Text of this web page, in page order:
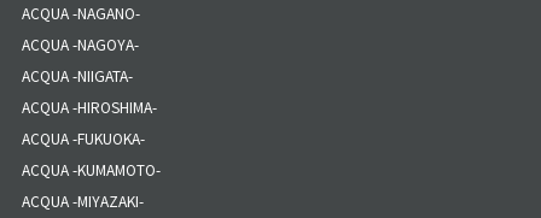
ACQUA -NAGANO-
ACQUA -NAGOYA-
ACQUA -NIIGATA-
ACQUA -HIROSHIMA-
ACQUA -FUKUOKA-
ACQUA -KUMAMOTO-
ACQUA -MIYAZAKI-